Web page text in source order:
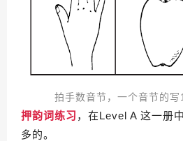
拍手数音节，一个音节的
押韵词练习 ，在Level A 这一册
多的。